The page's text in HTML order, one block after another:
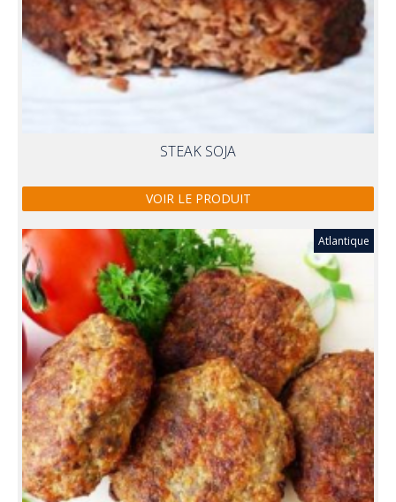
STEAK SOJA
VOIR LE PRODUIT
Atlantique